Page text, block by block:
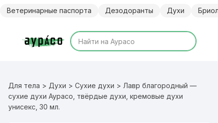
Ветеринарные паспорта Дезодоранты Духи
Для тела > Духи >Сухие духи > Лавр благородный —
сухие духи Аурасо, твёрдые духи, кремовые духи
унисекс, 30 мл.